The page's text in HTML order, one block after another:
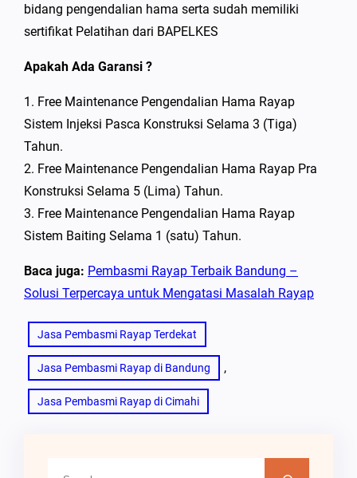
bidang pengendalian hama serta sudah memiliki
sertifikat Pelatihan dari BAPELKES
Apakah Ada Garansi ?
1. Free Maintenance Pengendalian Hama Rayap
Sistem Injeksi Pasca Konstruksi Selama 3 (Tiga)
Tahun.
2. Free Maintenance Pengendalian Hama Rayap Pra
Konstruksi Selama 5 (Lima) Tahun.
3. Free Maintenance Pengendalian Hama Rayap
Sistem Baiting Selama 1 (satu) Tahun.
Baca juga: Pembasmi Rayap Terbaik Bandung –
Solusi Terpercaya untuk Mengatasi Masalah Rayap
Jasa Pembasmi Rayap Terdekat
Jasa Pembasmi Rayap di Bandung ,
Jasa Pembasmi Rayap di Cimahi